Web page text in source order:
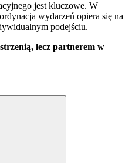
jest kluczowe. W
wydarzeń opiera się na
podejściu.
lecz partnerem w